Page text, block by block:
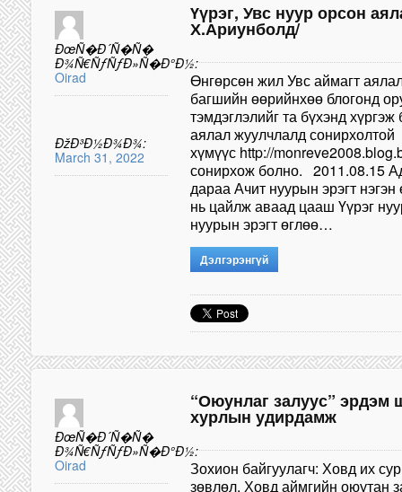
ÐœÑ�Ð´Ñ�Ñ�
Ð¾Ñ€ÑƒÑƒÐ»Ñ�Ð°Ð½:
Oirad
ÐžÐ³Ð½Ð¾Ð¾:
March 31, 2022
Үүрэг, Увс нуур орсон
Х.Ариунболд/
Өнгөрсөн жил Увс аймагт
багшийн өөрийнхөө блогонд
тэмдэглэлийг та бүхэнд
аялал жуулчлалд сонирхолтой
хүмүүс http://
сонирхож болно. 2011.08.15
дараа Ачит нуурын эрэгт
нь цайлж аваад цааш Үүрэг
нуурын эрэгт өглөө…
Дэлгэрэнгүй
ÐœÑ�Ð´Ñ�Ñ�
Ð¾Ñ€ÑƒÑƒÐ»Ñ�Ð°Ð½:
Oirad
“Оюунлаг залуус” эрдэм
хурлын удирдамж
Зохион байгуулагч: Ховд их
зөвлөл, Ховд аймгийн оюутан